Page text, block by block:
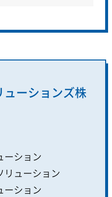
ーションズ株
ーション
リューション
ーション